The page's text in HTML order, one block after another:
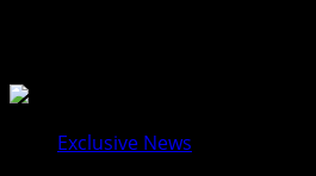
Exclusive News